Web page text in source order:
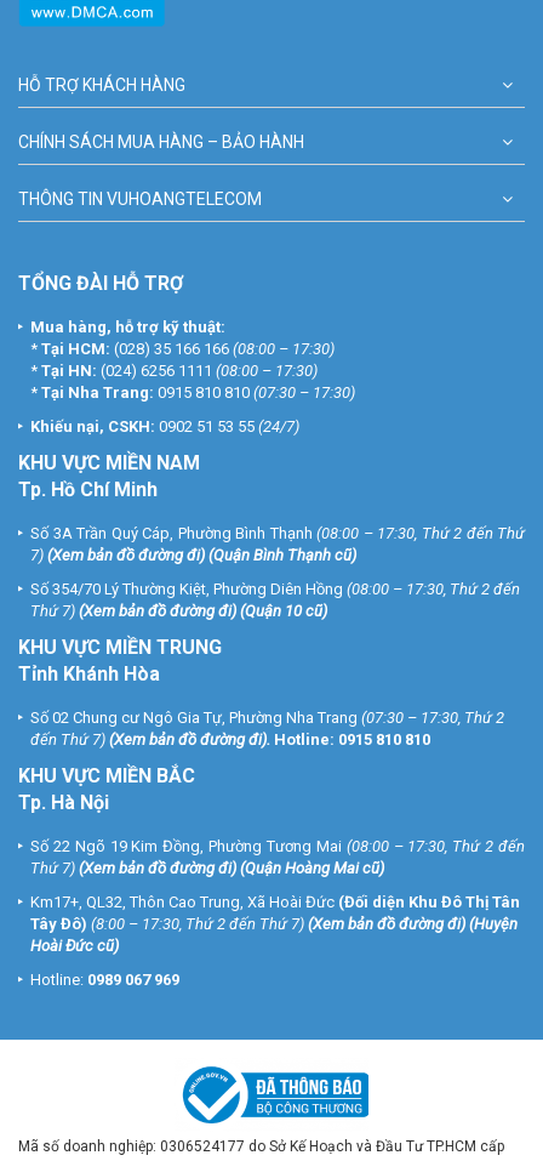
HỖ TRỢ KHÁCH HÀNG
CHÍNH SÁCH MUA HÀNG – BẢO HÀNH
THÔNG TIN VUHOANGTELECOM
TỔNG ĐÀI HỖ TRỢ
Mua hàng, hỗ trợ kỹ thuật:
* Tại HCM: (028) 35 166 166 (08:00 – 17:30)
* Tại HN: (024) 6256 1111 (08:00 – 17:30)
* Tại Nha Trang: 0915 810 810 (07:30 – 17:30)
Khiếu nại, CSKH: 0902 51 53 55 (24/7)
KHU VỰC MIỀN NAM
Tp. Hồ Chí Minh
Số 3A Trần Quý Cáp, Phường Bình Thạnh (08:00 – 17:30, Thứ 2 đến Thứ
7) (Xem bản đồ đường đi) (Quận Bình Thạnh cũ)
Số 354/70 Lý Thường Kiệt, Phường Diên Hồng (08:00 – 17:30, Thứ 2 đến
Thứ 7) (Xem bản đồ đường đi) (Quận 10 cũ)
KHU VỰC MIỀN TRUNG
Tỉnh Khánh Hòa
Số 02 Chung cư Ngô Gia Tự, Phường Nha Trang (07:30 – 17:30, Thứ 2
đến Thứ 7) (Xem bản đồ đường đi). Hotline: 0915 810 810
KHU VỰC MIỀN BẮC
Tp. Hà Nội
Số 22 Ngõ 19 Kim Đồng, Phường Tương Mai (08:00 – 17:30, Thứ 2 đến
Thứ 7) (Xem bản đồ đường đi) (Quận Hoàng Mai cũ)
Km17+, QL32, Thôn Cao Trung, Xã Hoài Đức (Đối diện Khu Đô Thị Tân
Tây Đô) (8:00 – 17:30, Thứ 2 đến Thứ 7) (Xem bản đồ đường đi) (Huyện
Hoài Đức cũ)
Hotline: 0989 067 969
Mã số doanh nghiệp: 0306524177 do Sở Kế Hoạch và Đầu Tư TP.HCM cấp